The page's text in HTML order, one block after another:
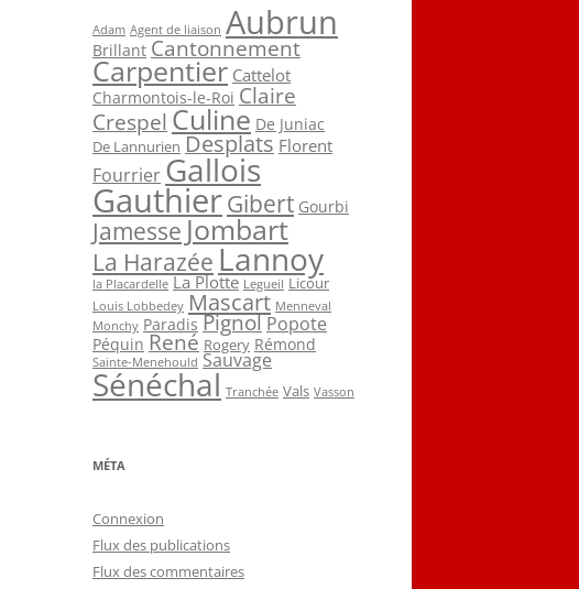
Adam Agent de liaison Aubrun
Brillant Cantonnement
Carpentier Cattelot
Charmontois-le-Roi Claire
Crespel Culine De Juniac
De Lannurien Desplats Florent
Fourrier Gallois
GauthierGibert Gourbi
JamesseJombart
La HarazéeLannoy
la Placardelle La Plotte Legueil Licour
Louis Lobbedey Mascart Menneval
Monchy Paradis Pignol Popote
Péquin René Rogery Rémond
Sainte-Menehould Sauvage
Sénéchal Tranchée Vals Vasson
MÉTA
Connexion
Flux des publications
Flux des commentaires